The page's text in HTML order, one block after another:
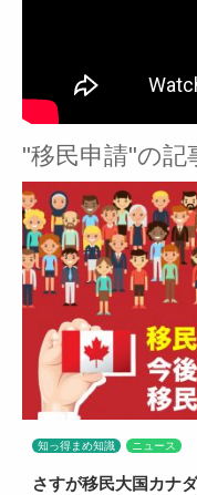
"移民申請"の記
知っ得まめ知識 ニュース
さすが移民大国カナ